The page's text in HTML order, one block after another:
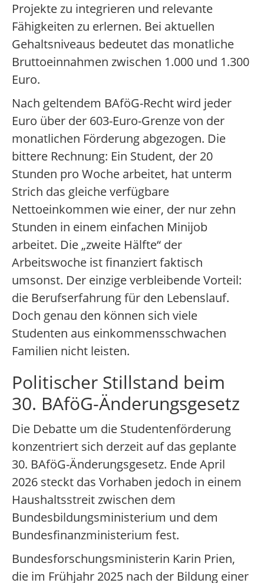
Projekte zu integrieren und relevante
Fähigkeiten zu erlernen. Bei aktuellen
Gehaltsniveaus bedeutet das monatliche
Bruttoeinnahmen zwischen 1.000 und 1.300
Euro.
Nach geltendem BAföG-Recht wird jeder
Euro über der 603-Euro-Grenze von der
monatlichen Förderung abgezogen. Die
bittere Rechnung: Ein Student, der 20
Stunden pro Woche arbeitet, hat unterm
Strich das gleiche verfügbare
Nettoeinkommen wie einer, der nur zehn
Stunden in einem einfachen Minijob
arbeitet. Die „zweite Hälfte“ der
Arbeitswoche ist finanziert faktisch
umsonst. Der einzige verbleibende Vorteil:
die Berufserfahrung für den Lebenslauf.
Doch genau den können sich viele
Studenten aus einkommensschwachen
Familien nicht leisten.
Politischer Stillstand beim
30. BAföG-Änderungsgesetz
Die Debatte um die Studentenförderung
konzentriert sich derzeit auf das geplante
30. BAföG-Änderungsgesetz. Ende April
2026 steckt das Vorhaben jedoch in einem
Haushaltsstreit zwischen dem
Bundesbildungsministerium und dem
Bundesfinanzministerium fest.
Bundesforschungsministerin Karin Prien,
die im Frühjahr 2025 nach der Bildung einer